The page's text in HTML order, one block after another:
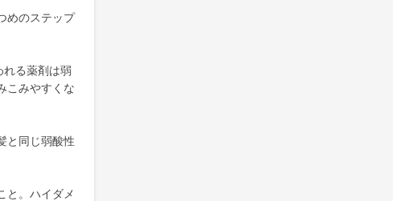
めのステップ
れる薬剤は弱
こみやすくな
と同じ弱酸性
と。ハイダメ